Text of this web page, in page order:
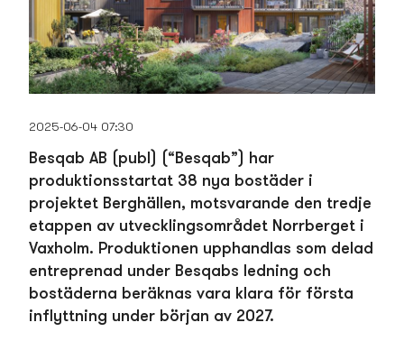
2025-06-04 07:30
Besqab AB (publ) (“Besqab”) har
produktionsstartat 38 nya bostäder i
projektet Berghällen, motsvarande den tredje
etappen av utvecklings­området Norrberget i
Vaxholm. Produktionen upphandlas som delad
entreprenad under Besqabs ledning och
bostäderna beräknas vara klara för första
inflyttning under början av 2027.